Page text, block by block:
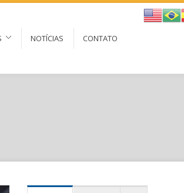
NOTÍCIAS CONTATO